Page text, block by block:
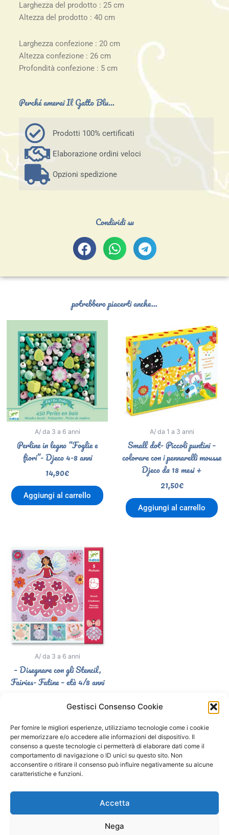
Gestisci Consenso Cookie
Per fornire le migliori esperienze, utilizziamo tecnologie come i cookie
per memorizzare e/o accedere alle informazioni del dispositivo. Il
consenso a queste tecnologie ci permetterà di elaborare dati come il
comportamento di navigazione o ID unici su questo sito. Non
acconsentire o ritirare il consenso può influire negativamente su alcune
caratteristiche e funzioni.
Accetta
Nega
Larghezza del prodotto : 25 cm
Altezza del prodotto : 40 cm
Larghezza confezione : 20 cm
Altezza confezione : 26 cm
Profondità confezione : 5 cm
Perché amerai Il Gatto Blu...
Prodotti 100% certificati
Elaborazione ordini veloci
Opzioni spedizione
Condividi su
potrebbero piacerti anche...
A/ da 3 a 6 anni
Perline in legno “Foglie e
fiori”- Djeco 4-8 anni
14,90€
Aggiungi al carrello
A/ da 1 a 3 anni
Small dot- Piccoli puntini –
colorare con i pennarelli mousse
Djeco da 18 mesi +
21,50€
Aggiungi al carrello
A/ da 3 a 6 anni
– Disegnare con gli Stencil,
Fairies- Fatine – età 4/8 anni
Segui il Gatto Blu sui social
a
c
e
b
n
s
t